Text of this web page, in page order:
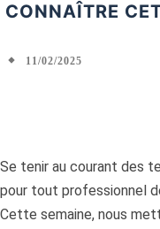
CONNAÎTRE
11/02/2025
Se tenir au courant des
pour tout professionnel
Cette semaine, nous